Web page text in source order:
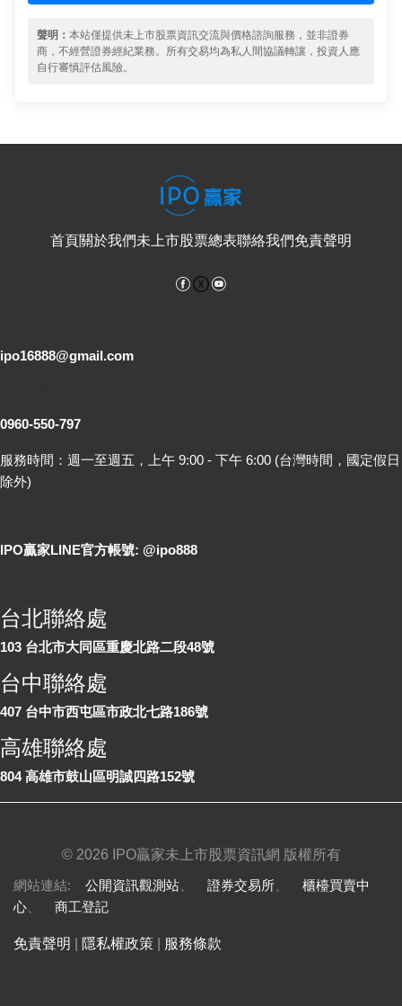
聲明： 本站僅提供未上市股票資訊交流與價格諮詢服務，並非證券
商，不經營證券經紀業務。所有交易均為私人間協議轉讓，投資人應
自行審慎評估風險。
首頁關於我們未上市股票總表聯絡我們免責聲明
Facebook
ipo16888@gmail.com
0960-550-797
服務時間：週一至週五，上午 9:00 - 下午 6:00 (台灣時間，國定假日
除外)
IPO贏家LINE官方帳號: @ipo888
台北聯絡處
103 台北市大同區重慶北路二段48號
台中聯絡處
407 台中市西屯區市政北七路186號
高雄聯絡處
804 高雄市鼓山區明誠四路152號
© 2026 IPO贏家未上市股票資訊網 版權所有
網站連結: 公開資訊觀測站 證券交易所
櫃檯買賣中
心
商工登記
免責聲明 隱私權政策 服務條款